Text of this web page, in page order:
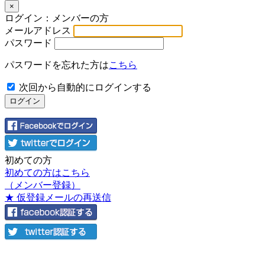
×
ログイン：メンバーの方
メールアドレス
パスワード
パスワードを忘れた方はこちら
次回から自動的にログインする
初めての方
初めての方はこちら
（メンバー登録）
★ 仮登録メールの再送信